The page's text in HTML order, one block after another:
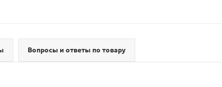
Вопросы и ответы по товару